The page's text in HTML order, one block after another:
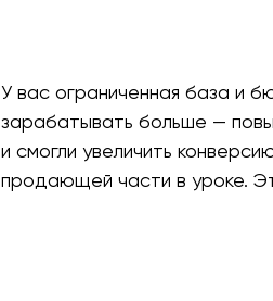
У вас ограниченная база и
зарабатывать больше —
и смогли увеличить
продающей части в уроке.